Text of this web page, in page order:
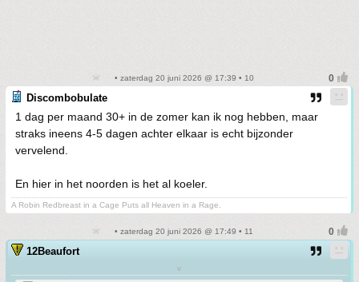
• zaterdag 20 juni 2026 @ 17:39 • 10
Discombobulate
1 dag per maand 30+ in de zomer kan ik nog hebben, maar
straks ineens 4-5 dagen achter elkaar is echt bijzonder
vervelend.
En hier in het noorden is het al koeler.
A Robin Redbreast in a Cage Puts all Heaven in a Rage.
• zaterdag 20 juni 2026 @ 17:49 • 11
12Beaufort
v